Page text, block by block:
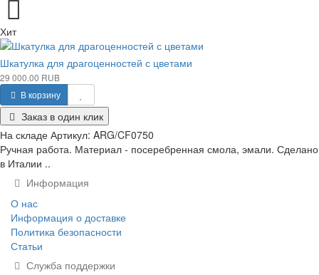
Хит
Шкатулка для драгоценностей с цветами
29 000.00 RUB
В корзину
Заказ в один клик
На складе Артикул: ARG/CF0750
Ручная работа. Материал - посеребренная смола, эмали. Сделано
в Италии ..
Информация
О нас
Информация о доставке
Политика безопасности
Статьи
Служба поддержки